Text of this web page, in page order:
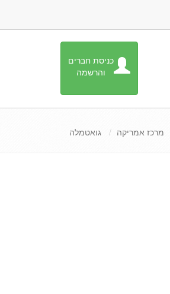
כניסת חברים
והרשמה
מרכז אמריקה גואטמלה